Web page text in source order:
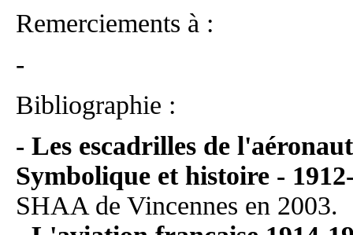
Remerciements à :
-
Bibliographie :
- Les escadrilles de
Symbolique et histoire -
SHAA de Vincennes en 2003.